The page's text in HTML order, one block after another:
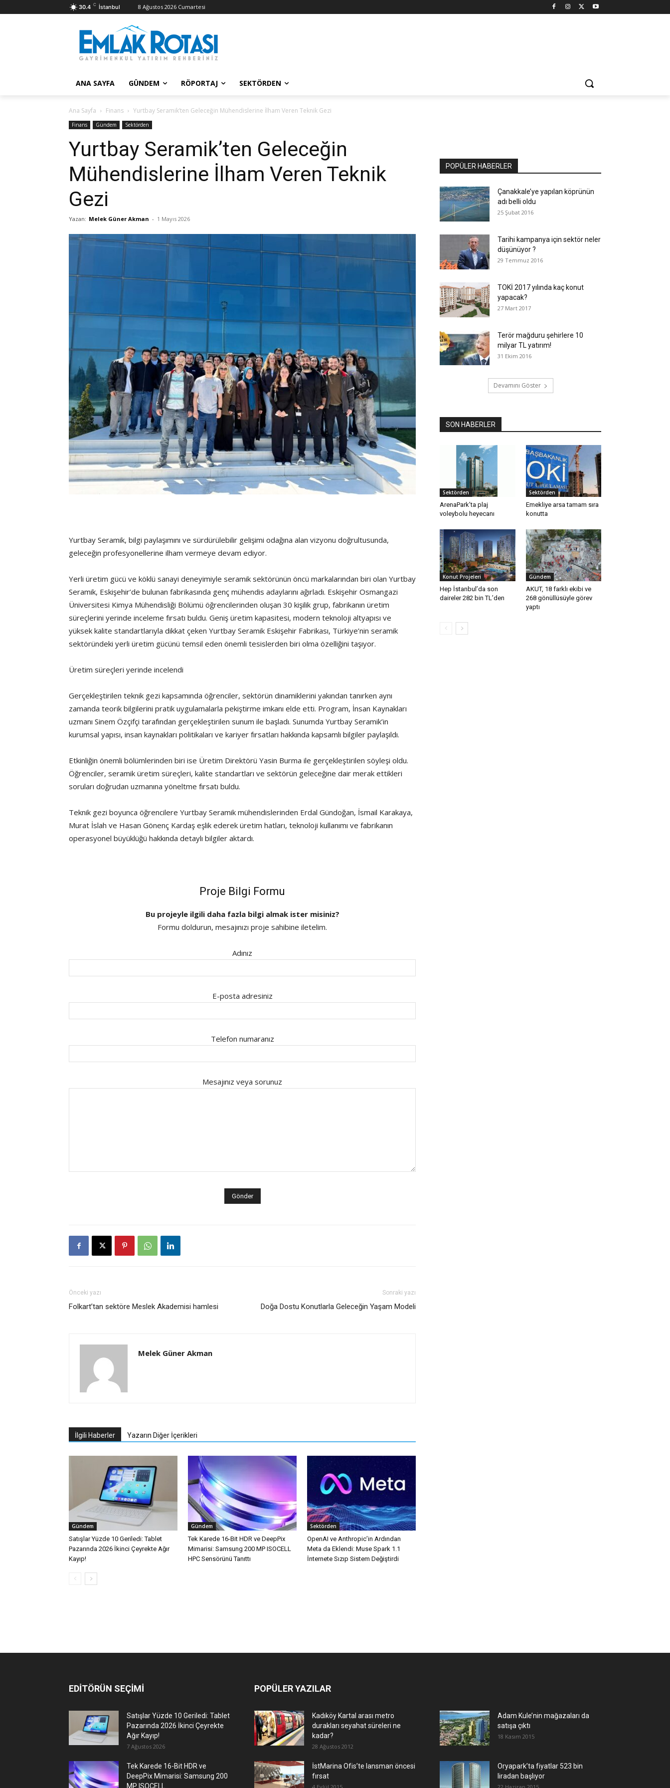
30.4 C İstanbul 8 Ağustos 2026 Cumartesi
ANA SAYFA GÜNDEM RÖPORTAJ SEKTÖRDEN
Ana Sayfa Finans Yurtbay Seramik’ten Geleceğin Mühendislerine İlham Veren Teknik Gezi
Finans Gündem Sektörden
Yurtbay Seramik’ten Geleceğin
Mühendislerine İlham Veren Teknik
Gezi
Yazan: Melek Güner Akman - 1 Mayıs 2026
Yurtbay Seramik, bilgi paylaşımını ve sürdürülebilir gelişimi odağına alan vizyonu doğrultusunda,
geleceğin profesyonellerine ilham vermeye devam ediyor.
Yerli üretim gücü ve köklü sanayi deneyimiyle seramik sektörünün öncü markalarından biri olan Yurtbay
Seramik, Eskişehir’de bulunan fabrikasında genç mühendis adaylarını ağırladı. Eskişehir Osmangazi
Üniversitesi Kimya Mühendisliği Bölümü öğrencilerinden oluşan 30 kişilik grup, fabrikanın üretim
süreçlerini yerinde inceleme fırsatı buldu. Geniş üretim kapasitesi, modern teknoloji altyapısı ve
yüksek kalite standartlarıyla dikkat çeken Yurtbay Seramik Eskişehir Fabrikası, Türkiye’nin seramik
sektöründeki yerli üretim gücünü temsil eden önemli tesislerden biri olma özelliğini taşıyor.
Üretim süreçleri yerinde incelendi
Gerçekleştirilen teknik gezi kapsamında öğrenciler, sektörün dinamiklerini yakından tanırken aynı
zamanda teorik bilgilerini pratik uygulamalarla pekiştirme imkanı elde etti. Program, İnsan Kaynakları
uzmanı Sinem Özçifçi tarafından gerçekleştirilen sunum ile başladı. Sunumda Yurtbay Seramik’in
kurumsal yapısı, insan kaynakları politikaları ve kariyer fırsatları hakkında kapsamlı bilgiler paylaşıldı.
Etkinliğin önemli bölümlerinden biri ise Üretim Direktörü Yasin Burma ile gerçekleştirilen söyleşi oldu.
Öğrenciler, seramik üretim süreçleri, kalite standartları ve sektörün geleceğine dair merak ettikleri
soruları doğrudan uzmanına yöneltme fırsatı buldu.
Teknik gezi boyunca öğrencilere Yurtbay Seramik mühendislerinden Erdal Gündoğan, İsmail Karakaya,
Murat İslah ve Hasan Gönenç Kardaş eşlik ederek üretim hatları, teknoloji kullanımı ve fabrikanın
operasyonel büyüklüğü hakkında detaylı bilgiler aktardı.
Proje Bilgi Formu
Bu projeyle ilgili daha fazla bilgi almak ister misiniz?
Formu doldurun, mesajınızı proje sahibine iletelim.
Adınız
E-posta adresiniz
Telefon numaranız
Mesajınız veya sorunuz
Önceki yazı
Folkart’tan sektöre Meslek Akademisi hamlesi
Sonraki yazı
Doğa Dostu Konutlarla Geleceğin Yaşam Modeli
Melek Güner Akman
İlgili Haberler Yazarın Diğer İçerikleri
Gündem
Satışlar Yüzde 10 Geriledi: Tablet
Pazarında 2026 İkinci Çeyrekte Ağır
Kayıp!
Gündem
Tek Karede 16-Bit HDR ve DeepPix
Mimarisi: Samsung 200 MP ISOCELL
HPC Sensörünü Tanıttı
Sektörden
OpenAI ve Anthropic’in Ardından
Meta da Eklendi: Muse Spark 1.1
İnternete Sızıp Sistem Değiştirdi
POPÜLER HABERLER
Çanakkale’ye yapılan köprünün
adı belli oldu
25 Şubat 2016
Tarihi kampanya için sektör neler
düşünüyor ?
29 Temmuz 2016
TOKİ 2017 yılında kaç konut
yapacak?
27 Mart 2017
Terör mağduru şehirlere 10
milyar TL yatırım!
31 Ekim 2016
Devamını Göster
SON HABERLER
Sektörden
ArenaPark’ta plaj
voleybolu heyecanı
Sektörden
Emekliye arsa tamam sıra
konutta
Konut Projeleri
Hep İstanbul’da son
daireler 282 bin TL’den
Gündem
AKUT, 18 farklı ekibi ve
268 gönüllüsüyle görev
yaptı
EDİTÖRÜN SEÇİMİ
Satışlar Yüzde 10 Geriledi: Tablet
Pazarında 2026 İkinci Çeyrekte
Ağır Kayıp!
7 Ağustos 2026
Tek Karede 16-Bit HDR ve
DeepPix Mimarisi: Samsung 200
MP ISOCELL...
POPÜLER YAZILAR
Kadıköy Kartal arası metro
durakları seyahat süreleri ne
kadar?
28 Ağustos 2012
Adam Kule’nin mağazaları da
satışa çıktı
18 Kasım 2015
İstMarina Ofis’te lansman öncesi
fırsat
Oryapark’ta fiyatlar 523 bin
liradan başlıyor